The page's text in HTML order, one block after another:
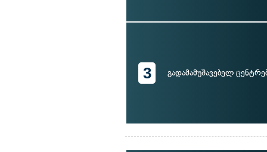
3 გადამამუშავებელ